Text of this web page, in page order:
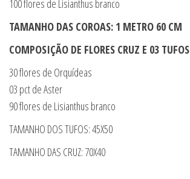
100 flores de Lisianthus branco
TAMANHO DAS COROAS: 1 METRO 60 CM
COMPOSIÇÃO DE FLORES CRUZ E 03 TUFOS
30 flores de Orquídeas
03 pct de Aster
90 flores de Lisianthus branco
TAMANHO DOS TUFOS: 45X50
TAMANHO DAS CRUZ: 70X40